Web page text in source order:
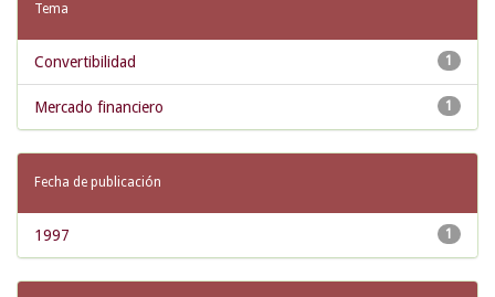
Tema
1
Convertibilidad
1
Mercado financiero
Fecha de publicación
1
1997